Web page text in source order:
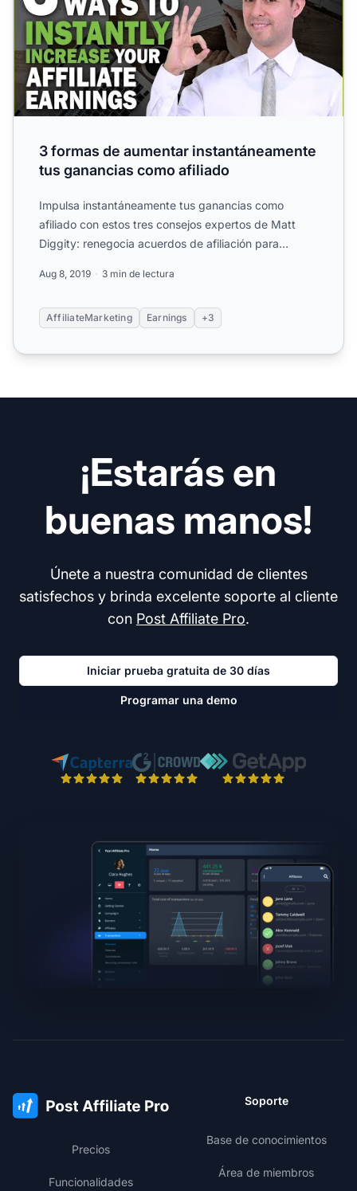
3 formas de aumentar instantáneamente
tus ganancias como afiliado
Impulsa instantáneamente tus ganancias como
afiliado con estos tres consejos expertos de Matt
Diggity: renegocia acuerdos de afiliación para
Aug 8, 2019 3 min de lectura
AffiliateMarketing Earnings +3
¡Estarás en
buenas manos!
Únete a nuestra comunidad de clientes
satisfechos y brinda excelente soporte al cliente
con Post Affiliate Pro.
Iniciar prueba gratuita de 30 días
Programar una demo
Precios
Funcionalidades
Soporte
Base de conocimientos
Área de miembros